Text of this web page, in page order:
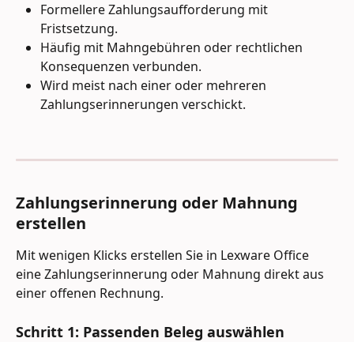
Formellere Zahlungsaufforderung mit
Fristsetzung.
Häufig mit Mahngebühren oder rechtlichen
Konsequenzen verbunden.
Wird meist nach einer oder mehreren
Zahlungserinnerungen verschickt.
Zahlungserinnerung oder Mahnung
erstellen
Mit wenigen Klicks erstellen Sie in Lexware Office
eine Zahlungserinnerung oder Mahnung direkt aus
einer offenen Rechnung.
Schritt 1: Passenden Beleg auswählen